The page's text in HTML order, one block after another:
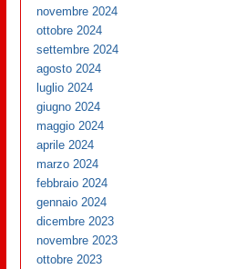
novembre 2024
ottobre 2024
settembre 2024
agosto 2024
luglio 2024
giugno 2024
maggio 2024
aprile 2024
marzo 2024
febbraio 2024
gennaio 2024
dicembre 2023
novembre 2023
ottobre 2023